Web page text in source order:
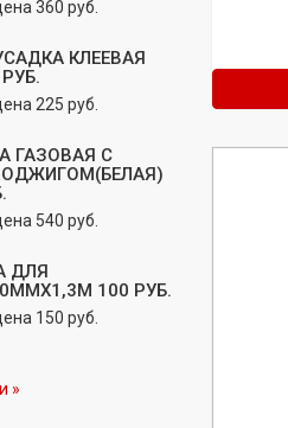
360 руб.
КЛЕЕВАЯ
225 руб.
ГАЗОВАЯ С
540 руб.
ДЛЯ
100 РУБ.
150 руб.
»